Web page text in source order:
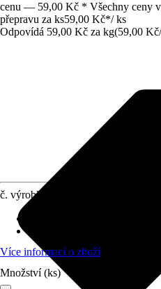
cenu — 59,00 Kč * Všechny ceny
přepravu za ks59,00 Kč*/ ks
Odpovídá 59,00 Kč za kg(59,00 Kč/
č. výrobku
Více informací o zboží
Množství (ks)